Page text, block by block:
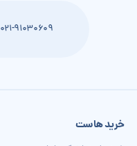
021-91030609
خرید هاست